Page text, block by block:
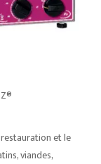
et le
viandes,